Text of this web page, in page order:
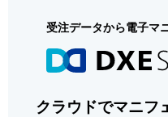
受注データから電子マ
クラウドでマニフ